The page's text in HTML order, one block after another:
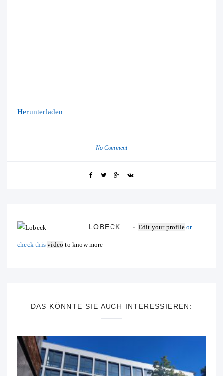
Herunterladen
No Comment
LOBECK Edit your profileor
check thisvideo to know more
DAS KÖNNTE SIE AUCH INTERESSIEREN: